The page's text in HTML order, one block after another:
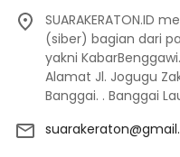
SUARAKERATON.ID
(siber) bagian dari
yakni
Alamat Jl. Jogugu
Banggai. . Banggai